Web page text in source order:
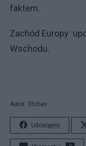
faktem.
Zachód Europy
Wschodu.
Autor: 35stan
Udostępnij